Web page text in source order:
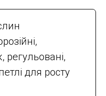
для росту